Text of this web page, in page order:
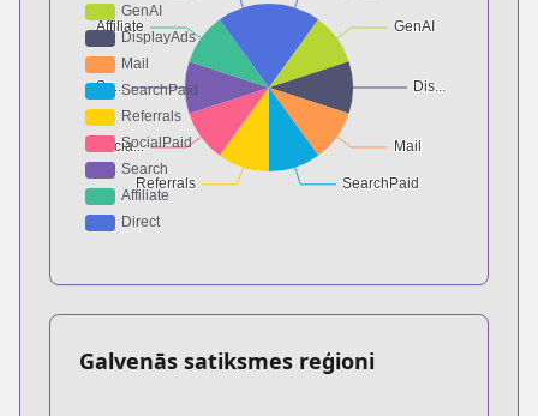
Galvenās satiksmes reģioni